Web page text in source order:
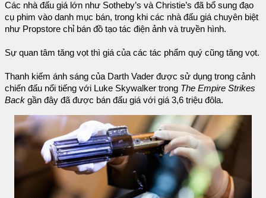
Các nhà đấu giá lớn như Sotheby’s và Christie’s đã bổ sung đạo
cụ phim vào danh mục bán, trong khi các nhà đấu giá chuyên biệt
như Propstore chỉ bán đồ tạo tác điện ảnh và truyền hình.
Sự quan tâm tăng vọt thì giá của các tác phẩm quý cũng tăng vọt.
Thanh kiếm ánh sáng của Darth Vader được sử dụng trong cảnh
chiến đấu nổi tiếng với Luke Skywalker trong The Empire Strikes
Back gần đây đã được bán đấu giá với giá 3,6 triệu đôla.